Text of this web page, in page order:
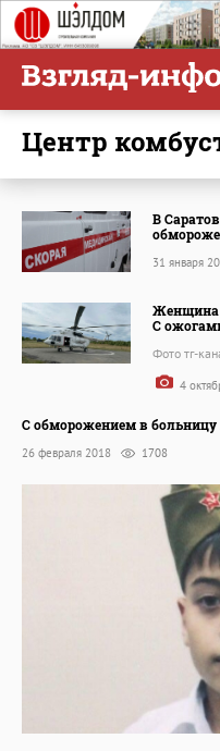
центр
В
31 января
Женщина
С
Фото тг-
4
С обморожением в больницу
26 февраля 2018 1708